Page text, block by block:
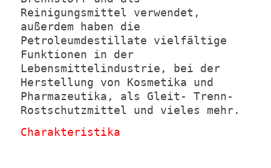
Reinigungsmittel verwendet,
außerdem haben die
Petroleumdestillate vielfältige
Funktionen in der
Lebensmittelindustrie, bei der
Herstellung von Kosmetika und
Pharmazeutika, als Gleit- Trenn-
Rostschutzmittel und vieles mehr.
Charakteristika